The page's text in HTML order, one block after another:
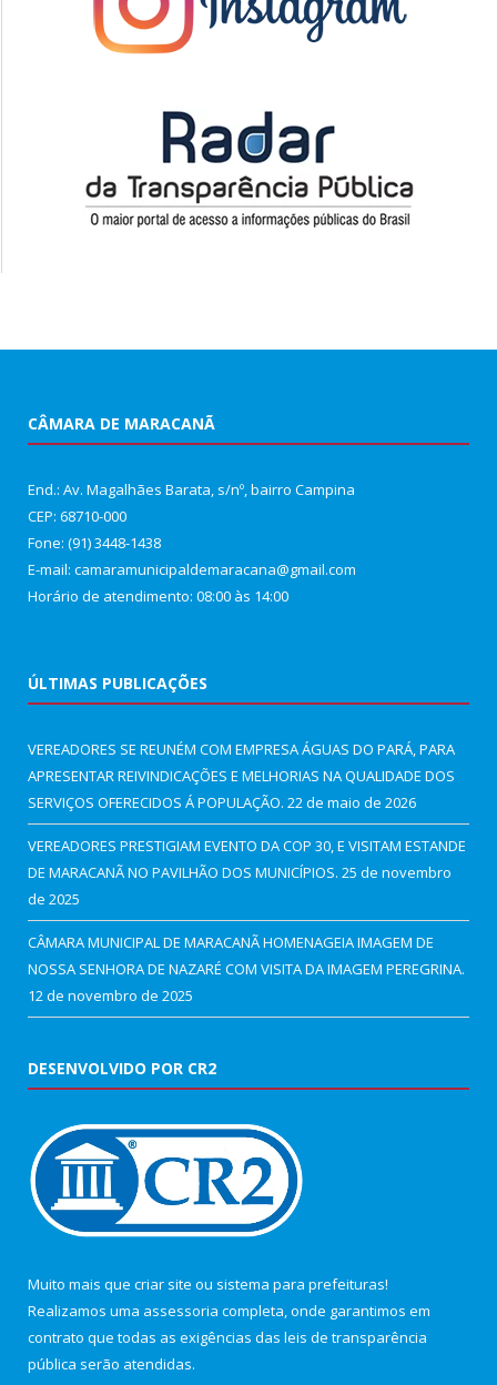
CÂMARA DE MARACANÃ
End.: Av. Magalhães Barata, s/nº, bairro Campina
CEP: 68710-000
Fone: (91) 3448-1438
E-mail: camaramunicipaldemaracana@gmail.com
Horário de atendimento: 08:00 às 14:00
ÚLTIMAS PUBLICAÇÕES
VEREADORES SE REUNÉM COM EMPRESA ÁGUAS DO PARÁ, PARA
APRESENTAR REIVINDICAÇÕES E MELHORIAS NA QUALIDADE DOS
SERVIÇOS OFERECIDOS Á POPULAÇÃO. 22 de maio de 2026
VEREADORES PRESTIGIAM EVENTO DA COP 30, E VISITAM ESTANDE
DE MARACANÃ NO PAVILHÃO DOS MUNICÍPIOS. 25 de novembro
de 2025
CÂMARA MUNICIPAL DE MARACANÃ HOMENAGEIA IMAGEM DE
NOSSA SENHORA DE NAZARÉ COM VISITA DA IMAGEM PEREGRINA.
12 de novembro de 2025
DESENVOLVIDO POR CR2
Muito mais que criar site ou sistema para prefeituras!
Realizamos uma assessoria completa, onde garantimos em
contrato que todas as exigências das leis de transparência
pública serão atendidas.